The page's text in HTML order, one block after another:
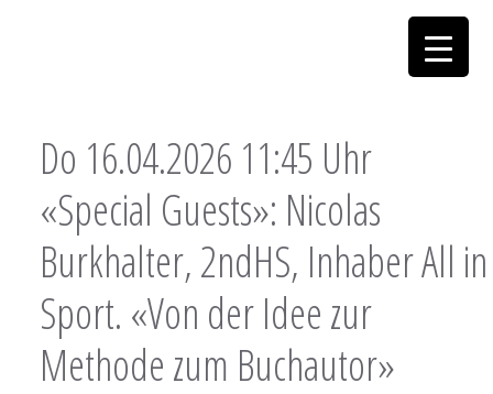
Do 16.04.2026 11:45 Uhr
«Special Guests»: Nicolas
Burkhalter, 2ndHS, Inhaber All in
Sport. «Von der Idee zur
Methode zum Buchautor»